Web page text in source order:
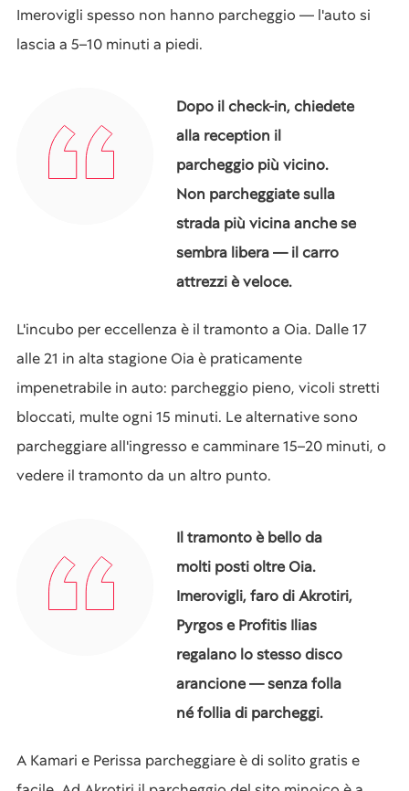
Imerovigli spesso non hanno parcheggio — l'auto si
lascia a 5–10 minuti a piedi.
Dopo il check-in, chiedete
alla reception il
parcheggio più vicino.
Non parcheggiate sulla
strada più vicina anche se
sembra libera — il carro
attrezzi è veloce.
L'incubo per eccellenza è il tramonto a Oia. Dalle 17
alle 21 in alta stagione Oia è praticamente
impenetrabile in auto: parcheggio pieno, vicoli stretti
bloccati, multe ogni 15 minuti. Le alternative sono
parcheggiare all'ingresso e camminare 15–20 minuti, o
vedere il tramonto da un altro punto.
Il tramonto è bello da
molti posti oltre Oia.
Imerovigli, faro di Akrotiri,
Pyrgos e Profitis Ilias
regalano lo stesso disco
arancione — senza folla
né follia di parcheggi.
A Kamari e Perissa parcheggiare è di solito gratis e